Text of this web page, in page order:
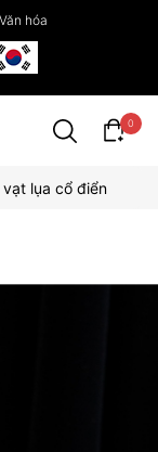
hóa
0
vạt lụa cổ điển